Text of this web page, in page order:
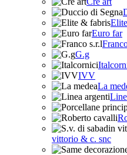
Euro far
G.g
IVV
La
vittorio & c. snc